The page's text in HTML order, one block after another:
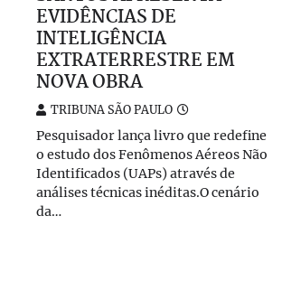
EVIDÊNCIAS DE
INTELIGÊNCIA
EXTRATERRESTRE EM
NOVA OBRA
TRIBUNA SÃO PAULO
Pesquisador lança livro que redefine
o estudo dos Fenômenos Aéreos Não
Identificados (UAPs) através de
análises técnicas inéditas.O cenário
da…